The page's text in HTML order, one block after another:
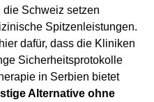
die Schweiz setzen
Spitzenleistungen.
dafür, dass die Kliniken
Sicherheitsprotokolle
in Serbien bietet
Alternative ohne